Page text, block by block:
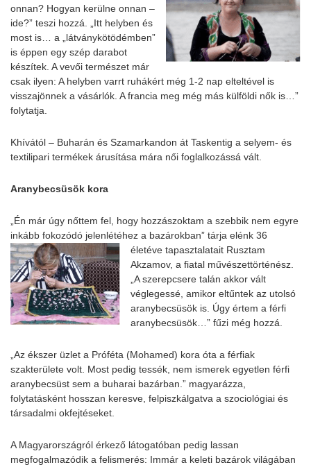
onnan? Hogyan kerülne onnan –
ide?” teszi hozzá. „Itt helyben és
most is… a „látványkötödémben”
is éppen egy szép darabot
készítek. A vevői természet már
csak ilyen: A helyben varrt ruhákért még 1-2 nap elteltével is
visszajönnek a vásárlók. A francia meg még más külföldi nők is…”
folytatja.
Khívától – Buharán és Szamarkandon át Taskentig a selyem- és
textilipari termékek árusítása mára női foglalkozássá vált.
Aranybecsüsök kora
„Én már úgy nőttem fel, hogy hozzászoktam a szebbik nem egyre
inkább fokozódó jelenlétéhez a bazárokban” tárja elénk 36
életéve tapasztalatait Rusztam
Akzamov, a fiatal művészettörténész.
„A szerepcsere talán akkor vált
véglegessé, amikor eltűntek az utolsó
aranybecsüsök is. Úgy értem a férfi
aranybecsüsök…” fűzi még hozzá.
„Az ékszer üzlet a Próféta (Mohamed) kora óta a férfiak
szakterülete volt. Most pedig tessék, nem ismerek egyetlen férfi
aranybecsüst sem a buharai bazárban.” magyarázza,
folytatásként hosszan keresve, felpiszkálgatva a szociológiai és
társadalmi okfejtéseket.
A Magyarországról érkező látogatóban pedig lassan
megfogalmazódik a felismerés: Immár a keleti bazárok világában